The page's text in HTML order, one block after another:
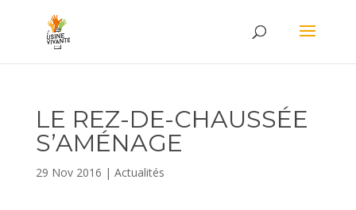
LE REZ-DE-CHAUSSÉE
S’AMÉNAGE
29 Nov 2016 | Actualités